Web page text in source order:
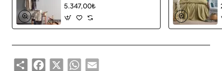
5.347,00₺
ShareFacebook
X WhatsApp
Email